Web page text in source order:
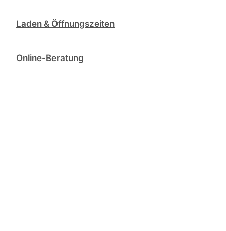
Laden & Öffnungszeiten
Online-Beratung